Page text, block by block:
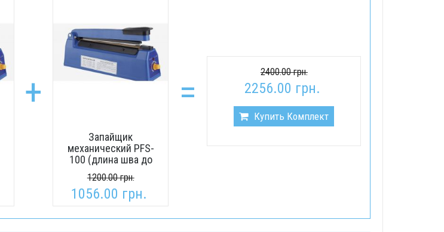
+
Запайщик
механический PFS-
100 (длина шва до
100 мм, ширина
шва-2 мм)
1200.00 грн.
1056.00 грн.
= 2400.00 грн.
2256.00 грн.
Купить Комплект